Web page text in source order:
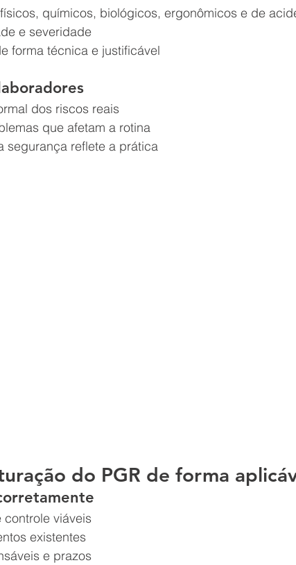
químicos, biológicos, ergonômicos e de
e severidade
forma técnica e justificável
dos riscos reais
que afetam a rotina
segurança reflete a prática
do PGR de forma
viáveis
existentes
e prazos